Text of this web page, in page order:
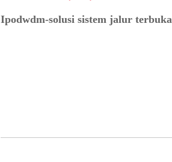
Ipodwdm-solusi sistem jalur terbuka